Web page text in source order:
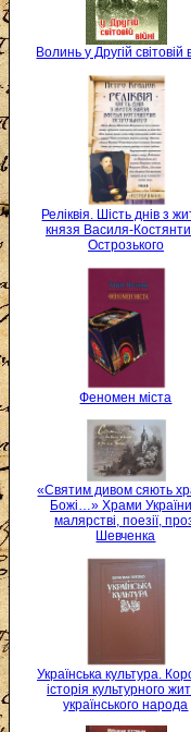
Волинь у Другій світовій
Реліквія. Шість днів з
князя Василя-
Острозького
Феномен міста
«Святим дивом сяють
Божі…» Храми
малярстві, поезії,
Шевченка
Українська культура.
історія культурного
українського народа